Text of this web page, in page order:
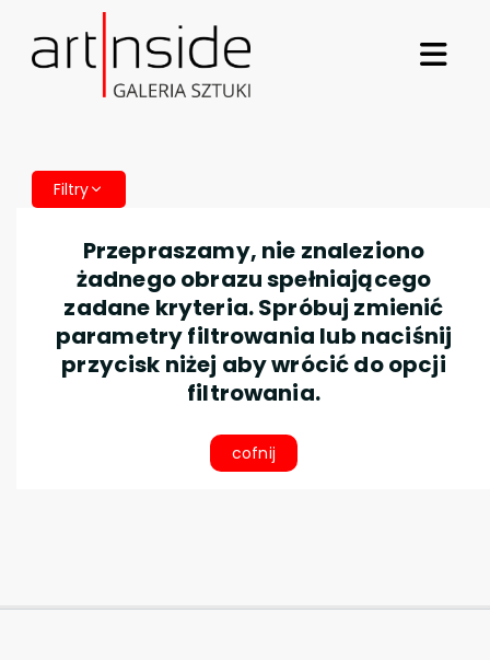
Filtry
Przepraszamy, nie znaleziono
żadnego obrazu spełniającego
zadane kryteria. Spróbuj zmienić
parametry filtrowania lub naciśnij
przycisk niżej aby wrócić do opcji
filtrowania.
cofnij